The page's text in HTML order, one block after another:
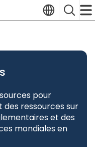
TranslateSearch
pour
ressources sur
et des
mondiales en